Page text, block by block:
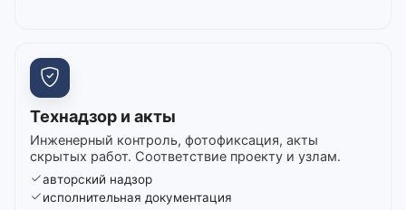
Технадзор и акты
Инженерный контроль, фотофиксация, акты
скрытых работ. Соответствие проекту и узлам.
авторский надзор
исполнительная документация